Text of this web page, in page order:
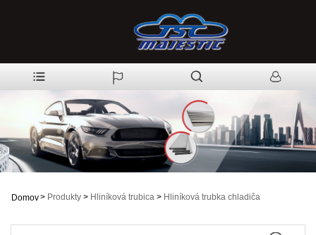
Domov> Produkty > Hliníková trubica > Hliníková trubka chladiča